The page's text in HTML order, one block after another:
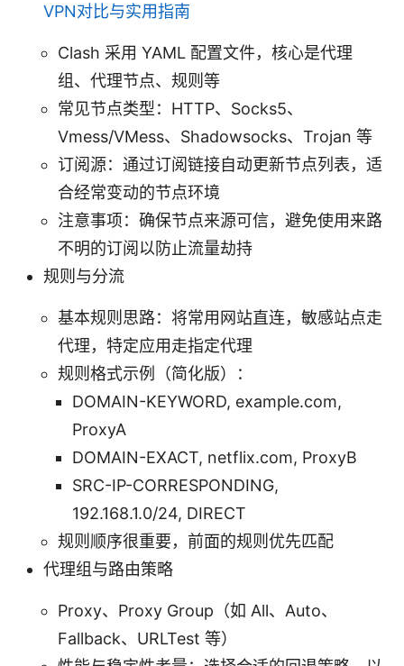
VPN对比与实用指南
Clash 采用 YAML 配置文件，核心是代理
组、代理节点、规则等
常见节点类型：HTTP、Socks5、
Vmess/VMess、Shadowsocks、Trojan 等
订阅源：通过订阅链接自动更新节点列表，适
合经常变动的节点环境
注意事项：确保节点来源可信，避免使用来路
不明的订阅以防止流量劫持
规则与分流
基本规则思路：将常用网站直连，敏感站点走
代理，特定应用走指定代理
规则格式示例（简化版）：
DOMAIN-KEYWORD, example.com,
ProxyA
DOMAIN-EXACT, netflix.com, ProxyB
SRC-IP-CORRESPONDING,
192.168.1.0/24, DIRECT
规则顺序很重要，前面的规则优先匹配
代理组与路由策略
Proxy、Proxy Group（如 All、Auto、
Fallback、URLTest 等）